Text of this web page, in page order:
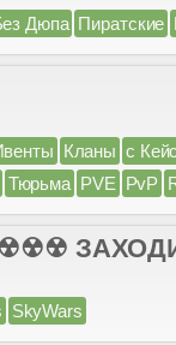
Дюпа Пиратские
Кланы с
Тюрьма PVE PvP
☢☢☢
SkyWars